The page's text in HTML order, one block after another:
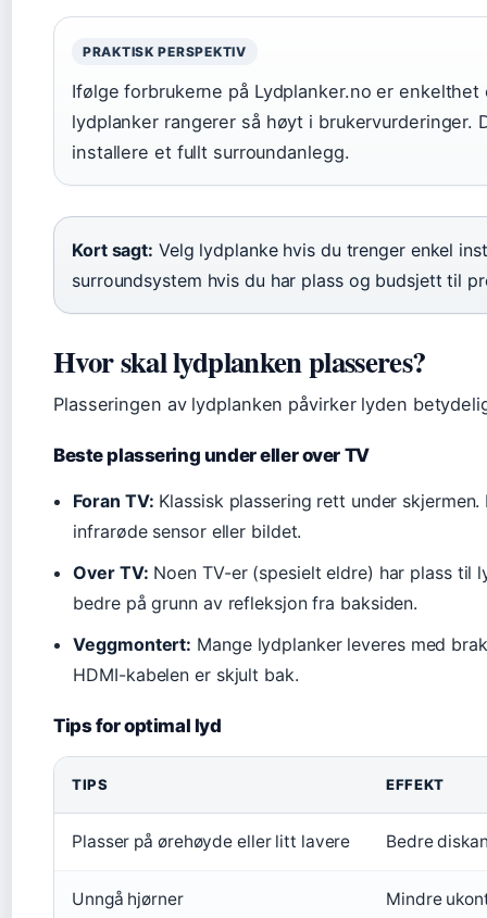
PRAKTISK PERSPEKTIV
Ifølge forbrukerne på Lydplanker.no er
lydplanker rangerer så høyt i
installere et fullt surroundanlegg.
Kort sagt: Velg lydplanke hvis du trenger enkel
surroundsystem hvis du har plass og budsjett til
Hvor skal lydplanken plasseres?
Plasseringen av lydplanken påvirker lyden
Beste plassering under eller over TV
Foran TV: Klassisk plassering rett under
infrarøde sensor eller bildet.
Over TV: Noen TV-er (spesielt eldre) har plass til
bedre på grunn av refleksjon fra baksiden.
Veggmontert: Mange lydplanker leveres med
HDMI-kabelen er skjult bak.
Tips for optimal lyd
TIPS EFFEKT
Plasser på ørehøyde eller litt lavere Bedre
Unngå hjørner Mindre